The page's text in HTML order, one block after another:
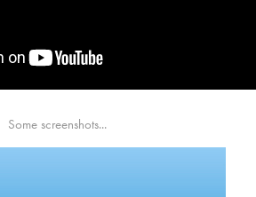
Some screenshots...